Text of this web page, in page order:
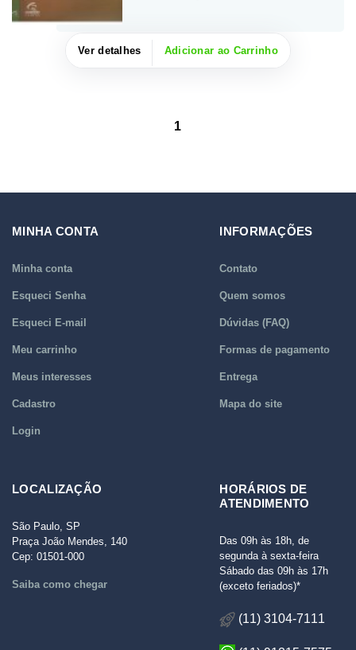
Ver detalhes Adicionar ao Carrinho
1
MINHA CONTA
Minha conta
Esqueci Senha
Esqueci E-mail
Meu carrinho
Meus interesses
Cadastro
Login
INFORMAÇÕES
Contato
Quem somos
Dúvidas (FAQ)
Formas de pagamento
Entrega
Mapa do site
LOCALIZAÇÃO
São Paulo, SP
Praça João Mendes, 140
Cep: 01501-000
Saiba como chegar
HORÁRIOS DE
ATENDIMENTO
Das 09h às 18h, de
segunda à sexta-feira
Sábado das 09h às 17h
(exceto feriados)*
(11) 3104-7111